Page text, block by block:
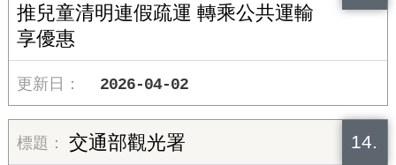
推兒童清明連假疏運 轉乘公共運輸
享優惠
2026-04-02
14.
交通部觀光署